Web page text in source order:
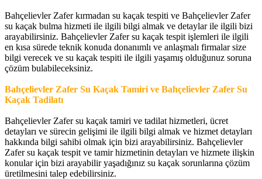
Bahçelievler Zafer kırmadan su kaçak tespiti ve Bahçelievler Zafer
su kaçak bulma hizmeti ile ilgili bilgi almak ve detaylar ile ilgili bizi
arayabilirsiniz. Bahçelievler Zafer su kaçak tespit işlemleri ile ilgili
en kısa sürede teknik konuda donanımlı ve anlaşmalı firmalar size
bilgi verecek ve su kaçak tespiti ile ilgili yaşamış olduğunuz soruna
çözüm bulabileceksiniz.
Bahçelievler Zafer Su Kaçak Tamiri ve Bahçelievler Zafer Su
Kaçak Tadilatı
Bahçelievler Zafer su kaçak tamiri ve tadilat hizmetleri, ücret
detayları ve sürecin gelişimi ile ilgili bilgi almak ve hizmet detayları
hakkında bilgi sahibi olmak için bizi arayabilirsiniz. Bahçelievler
Zafer su kaçak tespit ve tamir hizmetinin detayları ve hizmete ilişkin
konular için bizi arayabilir yaşadığınız su kaçak sorunlarına çözüm
üretilmesini talep edebilirsiniz.